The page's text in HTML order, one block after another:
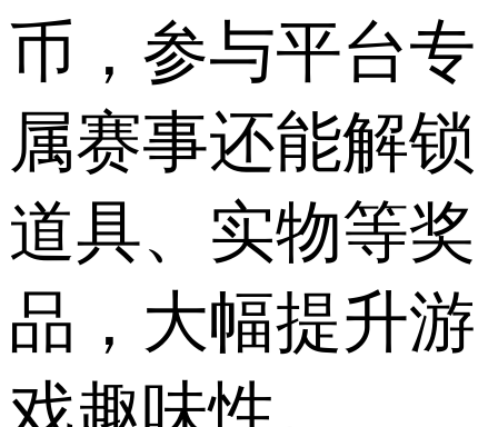
币，参与平台专
属赛事还能解锁
道具、实物等奖
品，大幅提升游
戏趣味性。